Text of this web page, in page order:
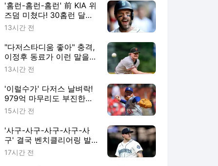
'홈런-홈런-홈런' 前 KIA 위
즈덤 미쳤다! 30홈런 달
성…'이래도 콜업 안해?'
13시간 전
"다저스타디움 좋아" 충격,
이정후 동료가 이런 말을…
에이스가 최대 라이벌로 이
13시간 전
'이럴수가' 다저스 날벼락!
979억 마무리도 부진한데,
14홀드 필승조 수술 위기
15시간 전
'사구-사구-사구-사구-사
구' 결국 벤치클리어링 발
발! 155km 빈볼 던진 투수,
17시간 전